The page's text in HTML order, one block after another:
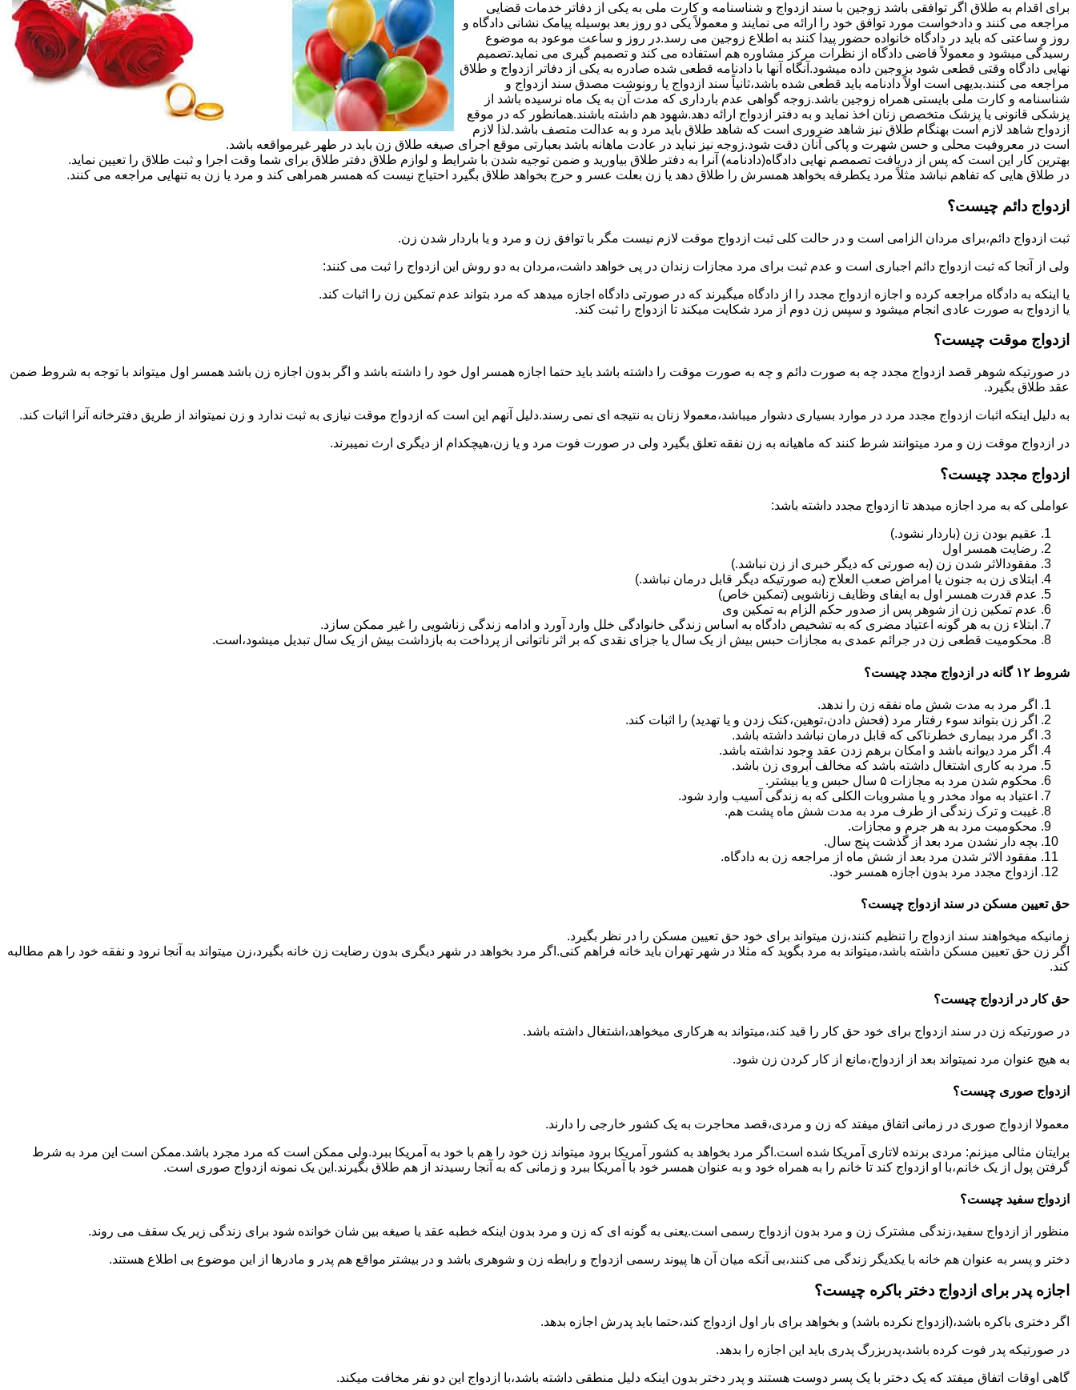
برای اقدام به طلاق اگر توافقی باشد زوجین با سند ازدواج و شناسنامه و کارت ملی به یکی از دفاتر خدمات قضایی
مراجعه می کنند و دادخواست مورد توافق خود را ارائه می نمایند و معمولاً یکی دو روز بعد بوسیله پیامک نشانی دادگاه و
روز و ساعتی که باید در دادگاه خانواده حضور پیدا کنند به اطلاع زوجین می رسد.در روز و ساعت موعود به موضوع
رسیدگی میشود و معمولاً قاضی دادگاه از نظرات مرکز مشاوره هم استفاده می کند و تصمیم گیری می نماید.تصمیم
نهایی دادگاه وقتی قطعی شود بزوجین داده میشود.آنگاه آنها با دادنامه قطعی شده صادره به یکی از دفاتر ازدواج و طلاق
مراجعه می کنند.بدیهی است اولاً دادنامه باید قطعی شده باشد،ثانیاً سند ازدواج یا رونوشت مصدق سند ازدواج و
شناسنامه و کارت ملی بایستی همراه زوجین باشد.زوجه گواهی عدم بارداری که مدت آن به یک ماه نرسیده باشد از
پزشکی قانونی یا پزشک متخصص زنان اخذ نماید و به دفتر ازدواج ارائه دهد.شهود هم داشته باشند.همانطور که در موقع
ازدواج شاهد لازم است بهنگام طلاق نیز شاهد ضروری است که شاهد طلاق باید مرد و به عدالت متصف باشد.لذا لازم
است در معروفیت محلی و حسن شهرت و پاکی آنان دقت شود.زوجه نیز نباید در عادت ماهانه باشد بعبارتی موقع اجرای صیغه طلاق زن باید در طهر غیرمواقعه باشد.
بهترین کار این است که پس از دریافت تصمصم نهایی دادگاه(دادنامه) آنرا به دفتر طلاق بیاورید و ضمن توجیه شدن با شرایط و لوازم طلاق دفتر طلاق برای شما وقت اجرا و ثبت طلاق را تعیین نماید.
در طلاق هایی که تفاهم نباشد مثلاً مرد یکطرفه بخواهد همسرش را طلاق دهد یا زن بعلت عسر و حرج بخواهد طلاق بگیرد احتیاج نیست که همسر همراهی کند و مرد یا زن به تنهایی مراجعه می کنند.
ازدواج دائم چیست؟
ثبت ازدواج دائم،برای مردان الزامی است و در حالت کلی ثبت ازدواج موقت لازم نیست مگر با توافق زن و مرد و یا باردار شدن زن.
ولی از آنجا که ثبت ازدواج دائم اجباری است و عدم ثبت برای مرد مجازات زندان در پی خواهد داشت،مردان به دو روش این ازدواج را ثبت می کنند:
یا اینکه به دادگاه مراجعه کرده و اجازه ازدواج مجدد را از دادگاه میگیرند که در صورتی دادگاه اجازه میدهد که مرد بتواند عدم تمکین زن را اثبات کند.
یا ازدواج به صورت عادی انجام میشود و سپس زن دوم از مرد شکایت میکند تا ازدواج را ثبت کند.
ازدواج موقت چیست؟
در صورتیکه شوهر قصد ازدواج مجدد چه به صورت دائم و چه به صورت موقت را داشته باشد باید حتما اجازه همسر اول خود را داشته باشد و اگر بدون اجازه زن باشد همسر اول میتواند با توجه به شروط ضمن
عقد طلاق بگیرد.
به دلیل اینکه اثبات ازدواج مجدد مرد در موارد بسیاری دشوار میباشد،معمولا زنان به نتیجه ای نمی رسند.دلیل آنهم این است که ازدواج موقت نیازی به ثبت ندارد و زن نمیتواند از طریق دفترخانه آنرا اثبات کند.
در ازدواج موقت زن و مرد میتوانند شرط کنند که ماهیانه به زن نفقه تعلق بگیرد ولی در صورت فوت مرد و یا زن،هیچکدام از دیگری ارث نمیبرند.
ازدواج مجدد چیست؟
عواملی که به مرد اجازه میدهد تا ازدواج مجدد داشته باشد:
عقیم بودن زن (باردار نشود.)
رضایت همسر اول
مفقودالاثر شدن زن (به صورتی که دیگر خبری از زن نباشد.)
ابتلای زن به جنون یا امراض صعب العلاج (به صورتیکه دیگر قابل درمان نباشد.)
عدم قدرت همسر اول به ایفای وظایف زناشویی (تمکین خاص)
عدم تمکین زن از شوهر پس از صدور حکم الزام به تمکین وی
ابتلاء زن به هر گونه اعتیاد مضری که به تشخیص دادگاه به اساس زندگی خانوادگی خلل وارد آورد و ادامه زندگی زناشویی را غیر ممکن سازد.
محکومیت قطعی زن در جرائم عمدی به مجازات حبس بیش از یک سال یا جزای نقدی که بر اثر ناتوانی از پرداخت به بازداشت بیش از یک سال تبدیل می‎شود،است.
شروط ۱۲ گانه در ازدواج مجدد چیست؟
اگر مرد به مدت شش ماه نفقه زن را ندهد.
اگر زن بتواند سوء رفتار مرد (فحش دادن،توهین،کتک زدن و یا تهدید) را اثبات کند.
اگر مرد بیماری خطرناکی که قابل درمان نباشد داشته باشد.
اگر مرد دیوانه باشد و امکان برهم زدن عقد وجود نداشته باشد.
مرد به کاری اشتغال داشته باشد که مخالف آبروی زن باشد.
محکوم شدن مرد به مجازات ۵ سال حبس و یا بیشتر.
اعتیاد به مواد مخدر و یا مشروبات الکلی که به زندگی آسیب وارد شود.
غیبت و ترک زندگی از طرف مرد به مدت شش ماه پشت هم.
محکومیت مرد به هر جرم و مجازات.
بچه دار نشدن مرد بعد از گذشت پنج سال.
مفقود الاثر شدن مرد بعد از شش ماه از مراجعه زن به دادگاه.
ازدواج مجدد مرد بدون اجازه همسر خود.
حق تعیین مسکن در سند ازدواج چیست؟
زمانیکه میخواهند سند ازدواج را تنظیم کنند،زن میتواند برای خود حق تعیین مسکن را در نظر بگیرد.
اگر زن حق تعیین مسکن داشته باشد،میتواند به مرد بگوید که مثلا در شهر تهران باید خانه فراهم کنی.اگر مرد بخواهد در شهر دیگری بدون رضایت زن خانه بگیرد،زن میتواند به آنجا نرود و نفقه خود را هم مطالبه
کند.
حق کار در ازدواج چیست؟
در صورتیکه زن در سند ازدواج برای خود حق کار را قید کند،میتواند به هرکاری میخواهد،اشتغال داشته باشد.
به هیچ عنوان مرد نمیتواند بعد از ازدواج،مانع از کار کردن زن شود.
ازدواج صوری چیست؟
معمولا ازدواج صوری در زمانی اتفاق میفتد که زن و مردی،قصد محاجرت به یک کشور خارجی را دارند.
برایتان مثالی میزنم: مردی برنده لاتاری آمریکا شده است.اگر مرد بخواهد به کشور آمریکا برود میتواند زن خود را هم با خود به آمریکا ببرد.ولی ممکن است که مرد مجرد باشد.ممکن است این مرد به شرط
گرفتن پول از یک خانم،با او ازدواج کند تا خانم را به همراه خود و به عنوان همسر خود با آمریکا ببرد و زمانی که به آنجا رسیدند از هم طلاق بگیرند.این یک نمونه ازدواج صوری است.
ازدواج سفید چیست؟
منظور از ازدواج سفید،زندگی مشترک زن و مرد بدون ازدواج رسمی است.یعنی به گونه ای که زن و مرد بدون اینکه خطبه عقد یا صیغه بین شان خوانده شود برای زندگی زیر یک سقف می روند.
دختر و پسر به عنوان هم خانه با یکدیگر زندگی می کنند،بی آنکه میان آن ها پیوند رسمی ازدواج و رابطه زن و شوهری باشد و در بیشتر مواقع هم پدر و مادرها از این موضوع بی اطلاع هستند.
اجازه پدر برای ازدواج دختر باکره چیست؟
اگر دختری باکره باشد،(ازدواج نکرده باشد) و بخواهد برای بار اول ازدواج کند،حتما باید پدرش اجازه بدهد.
در صورتیکه پدر فوت کرده باشد،پدربزرگ پدری باید این اجازه را بدهد.
گاهی اوقات اتفاق میفتد که یک دختر با یک پسر دوست هستند و پدر دختر بدون اینکه دلیل منطقی داشته باشد،با ازدواج این دو نفر مخافت میکند.